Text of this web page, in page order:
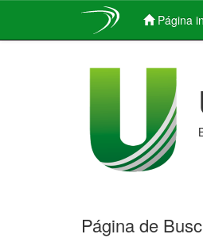
Página
Página de